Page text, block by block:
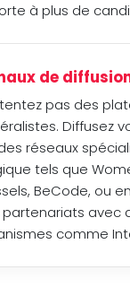
à plus de
de
pas des
Diffusez
réseaux
tels que
BeCode, ou
partenariats avec
comme